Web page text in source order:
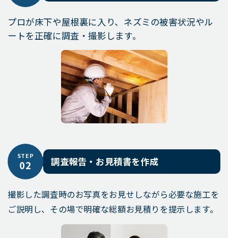
プロが床下や屋根裏に入り、ネズミの被害状況やル
ートを正確に調査・撮影します。
STEP
02 調査報告・お見積書を作成
撮影した調査時のお写真をお見せしながら必要な施工を
ご説明し、その場で明確な総額お見積りを提示します。